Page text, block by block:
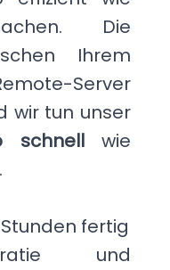
Die
Ihrem
Server
wir tun unser
schnellwie
fertig
und